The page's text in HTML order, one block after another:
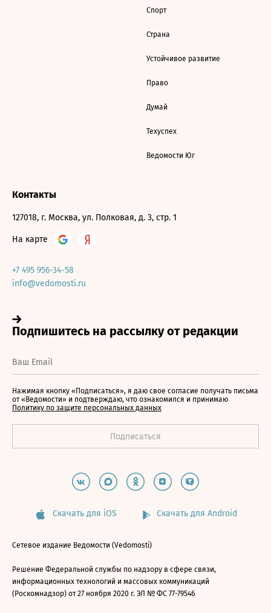
Спорт
Страна
Устойчивое развитие
Право
Думай
Техуспех
Ведомости Юг
Контакты
127018, г. Москва, ул. Полковая, д. 3, стр. 1
На карте
+7 495 956-34-58
info@vedomosti.ru
Нажимая кнопку «Подписаться», я даю свое согласие получать письма
от «Ведомости» и подтверждаю, что ознакомился и принимаю
Политику по защите персональных данных
Скачать для iOS Скачать для Android
Сетевое издание Ведомости (Vedomosti)
Решение Федеральной службы по надзору в сфере связи,
информационных технологий и массовых коммуникаций
(Роскомнадзор) от 27 ноября 2020 г. ЭЛ № ФС 77-79546